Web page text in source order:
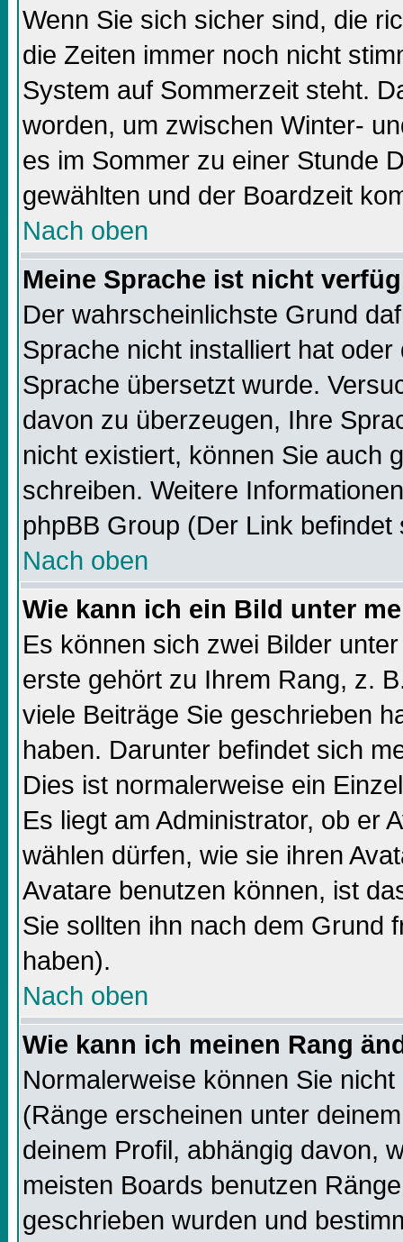
Wenn Sie sich sicher sind, die
die Zeiten immer noch nicht
System auf Sommerzeit steht.
worden, um zwischen Winter-
es im Sommer zu einer Stunde
gewählten und der Boardzeit
Nach oben
Meine Sprache ist nicht
Der wahrscheinlichste Grund
Sprache nicht installiert hat
Sprache übersetzt wurde.
davon zu überzeugen, Ihre
nicht existiert, können Sie auch
schreiben. Weitere
phpBB Group (Der Link
Nach oben
Wie kann ich ein Bild unter
Es können sich zwei Bilder
erste gehört zu Ihrem Rang, z.
viele Beiträge Sie geschrieben
haben. Darunter befindet sich
Dies ist normalerweise ein
Es liegt am Administrator, ob er
wählen dürfen, wie sie ihren
Avatare benutzen können, ist
Sie sollten ihn nach dem Grund
haben).
Nach oben
Wie kann ich meinen Rang
Normalerweise können Sie
(Ränge erscheinen unter
deinem Profil, abhängig davon,
meisten Boards benutzen
geschrieben wurden und